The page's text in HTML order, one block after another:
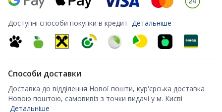
Доступні способи покупки в кредит Детальніше
Способи доставки
Доставка до відділення Нової пошти, кур'єрська доставка
Новою поштою, самовивіз з точки видачі у м. Києві
Детальніше